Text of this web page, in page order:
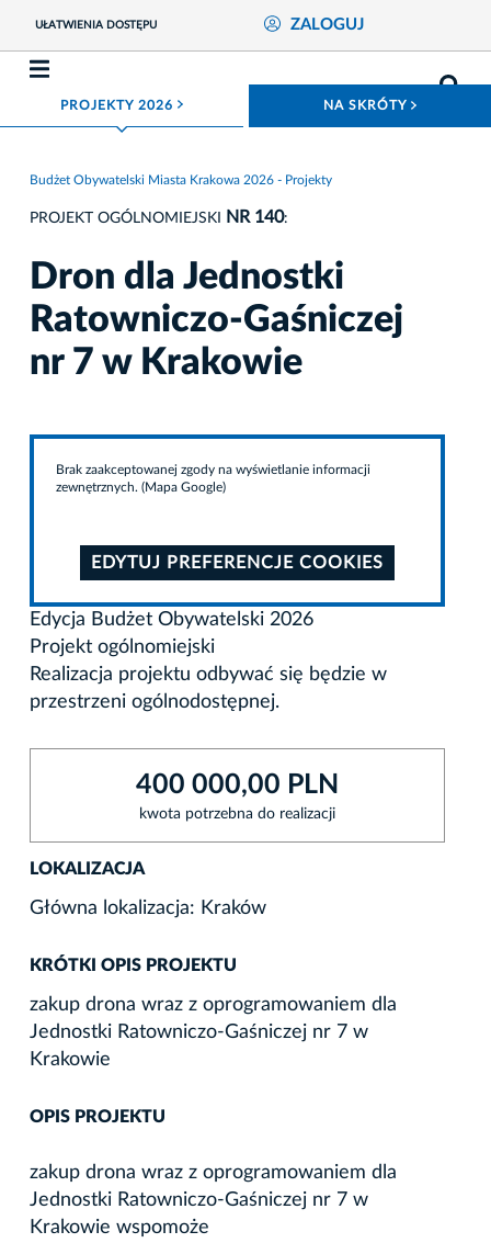
UŁATWIENIA DOSTĘPU ZALOGUJ
PROJEKTY 2026 ROZWIŃ MENU NA SKRÓTY
Budżet Obywatelski Miasta Krakowa 2026 - Projekty
PROJEKT OGÓLNOMIEJSKI NR 140:
Dron dla Jednostki
Ratowniczo-Gaśniczej
nr 7 w Krakowie
Brak zaakceptowanej zgody na wyświetlanie informacji
zewnętrznych. (Mapa Google)
EDYTUJ PREFERENCJE COOKIES
Edycja Budżet Obywatelski 2026
Projekt ogólnomiejski
Realizacja projektu odbywać się będzie w
przestrzeni ogólnodostępnej.
400 000,00 PLN
kwota potrzebna do realizacji
LOKALIZACJA
Główna lokalizacja: Kraków
KRÓTKI OPIS PROJEKTU
zakup drona wraz z oprogramowaniem dla
Jednostki Ratowniczo-Gaśniczej nr 7 w
Krakowie
OPIS PROJEKTU
zakup drona wraz z oprogramowaniem dla
Jednostki Ratowniczo-Gaśniczej nr 7 w
Krakowie wspomoże